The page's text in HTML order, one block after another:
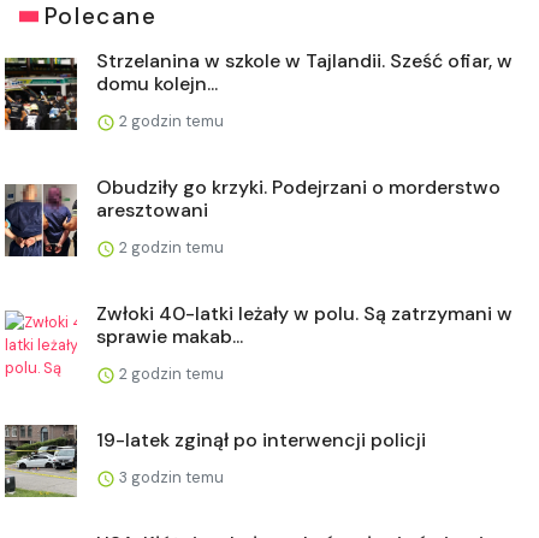
Polecane
Strzelanina w szkole w Tajlandii. Sześć ofiar, w
domu kolejn...
2 godzin temu
Obudziły go krzyki. Podejrzani o morderstwo
aresztowani
2 godzin temu
Zwłoki 40-latki leżały w polu. Są zatrzymani w
sprawie makab...
2 godzin temu
19-latek zginął po interwencji policji
3 godzin temu